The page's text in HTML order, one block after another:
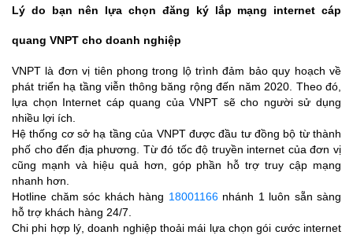
Lý do bạn nên lựa chọn đăng ký lắp mạng internet cáp
quang VNPT cho doanh nghiệp
VNPT là đơn vị tiên phong trong lộ trình đảm bảo quy hoạch về
phát triển hạ tầng viễn thông băng rộng đến năm 2020. Theo đó,
lựa chọn Internet cáp quang của VNPT sẽ cho người sử dụng
nhiều lợi ích.
Hệ thống cơ sở hạ tầng của VNPT được đầu tư đồng bộ từ thành
phố cho đến địa phương. Từ đó tốc độ truyền internet của đơn vị
cũng mạnh và hiệu quả hơn, góp phần hỗ trợ truy cập mạng
nhanh hơn.
Hotline chăm sóc khách hàng 18001166nhánh 1 luôn sẵn sàng
hỗ trợ khách hàng 24/7.
Chi phi hợp lý, doanh nghiệp thoải mái lựa chọn gói cước internet